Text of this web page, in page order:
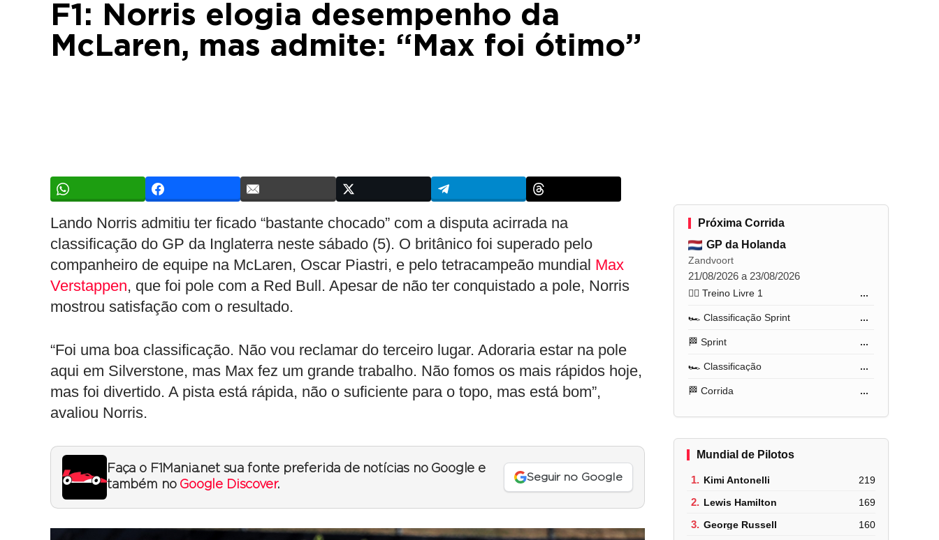
F1: Norris elogia desempenho da
McLaren, mas admite: “Max foi ótimo”
Lando Norris admitiu ter ficado “bastante chocado” com a disputa acirrada na
classificação do GP da Inglaterra neste sábado (5). O britânico foi superado pelo
companheiro de equipe na McLaren, Oscar Piastri, e pelo tetracampeão mundial Max
Verstappen, que foi pole com a Red Bull. Apesar de não ter conquistado a pole, Norris
mostrou satisfação com o resultado.
“Foi uma boa classificação. Não vou reclamar do terceiro lugar. Adoraria estar na pole
aqui em Silverstone, mas Max fez um grande trabalho. Não fomos os mais rápidos hoje,
mas foi divertido. A pista está rápida, não o suficiente para o topo, mas está bom”,
avaliou Norris.
Faça o F1Mania.net sua fonte preferida de notícias no Google e
também no Google Discover.
Seguir no Google
Próxima Corrida
GP da Holanda
Zandvoort
21/08/2026 a 23/08/2026
🏋️‍♂️ Treino Livre 1 ...
🏎️ Classificação Sprint ...
🏁 Sprint ...
🏎️ Classificação ...
🏁 Corrida ...
Mundial de Pilotos
1. Kimi Antonelli 219
2. Lewis Hamilton 169
3. George Russell 160